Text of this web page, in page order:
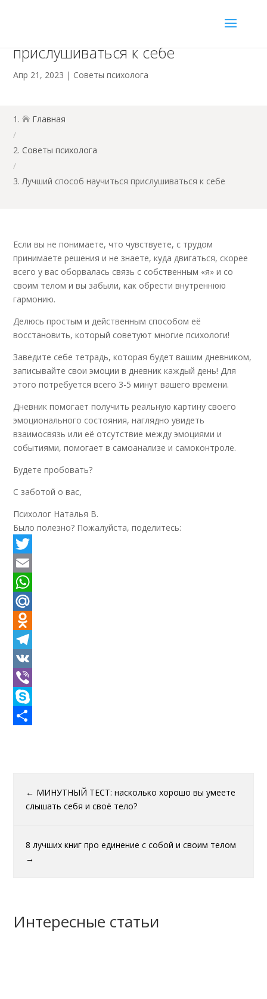
прислушиваться к себе
Апр 21, 2023 | Советы психолога
 Главная
/
Советы психолога
/
Лучший способ научиться прислушиваться к себе
Если вы не понимаете, что чувствуете, с трудом
принимаете решения и не знаете, куда двигаться, скорее
всего у вас оборвалась связь с собственным «я» и со
своим телом и вы забыли, как обрести внутреннюю
гармонию.
Делюсь простым и действенным способом её
восстановить, который советуют многие психологи!
Заведите себе тетрадь, которая будет вашим дневником,
записывайте свои эмоции в дневник каждый день! Для
этого потребуется всего 3-5 минут вашего времени.
Дневник помогает получить реальную картину своего
эмоционального состояния, наглядно увидеть
взаимосвязь или её отсутствие между эмоциями и
событиями, помогает в самоанализе и самоконтроле.
Будете пробовать?
С заботой о вас,
Психолог Наталья В.
Было полезно? Пожалуйста, поделитесь:
Twitter
Email
WhatsApp
Mail.Ru
Odnoklassniki
Telegram
VK
Viber
Skype
← МИНУТНЫЙ ТЕСТ: насколько хорошо вы умеете
слышать себя и своë тело?
8 лучших книг про единение с собой и своим телом
→
Интересные статьи